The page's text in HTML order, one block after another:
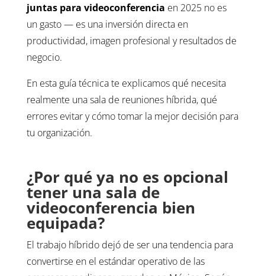
juntas para videoconferencia en 2025 no es
un gasto — es una inversión directa en
productividad, imagen profesional y resultados de
negocio.
En esta guía técnica te explicamos qué necesita
realmente una sala de reuniones híbrida, qué
errores evitar y cómo tomar la mejor decisión para
tu organización.
¿Por qué ya no es opcional
tener una sala de
videoconferencia bien
equipada?
El trabajo híbrido dejó de ser una tendencia para
convertirse en el estándar operativo de las